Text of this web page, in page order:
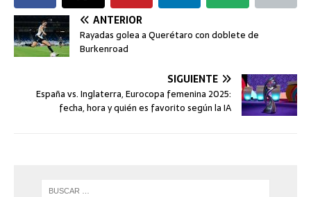
ANTERIOR
Rayadas golea a Querétaro con doblete de
Burkenroad
SIGUIENTE
España vs. Inglaterra, Eurocopa femenina 2025:
fecha, hora y quién es favorito según la IA